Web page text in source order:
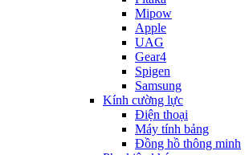
Mipow
Apple
UAG
Gear4
Spigen
Samsung
Kính cường lực
Điện thoại
Máy tính bảng
Đồng hồ thông minh